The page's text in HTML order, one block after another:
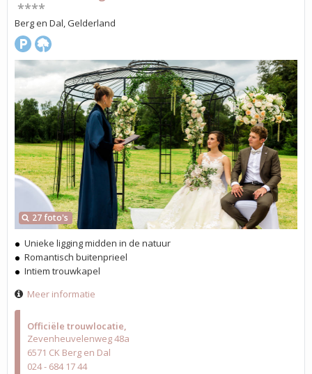
Officiële trouwlocatie
Zevenheuvelenweg 48a
6571 CK Berg en Dal
024 - 684 17 44
27 foto's
****
Berg en Dal, Gelderland
Unieke ligging midden in de natuur
Romantisch buitenprieel
Intiem trouwkapel
Meer informatie